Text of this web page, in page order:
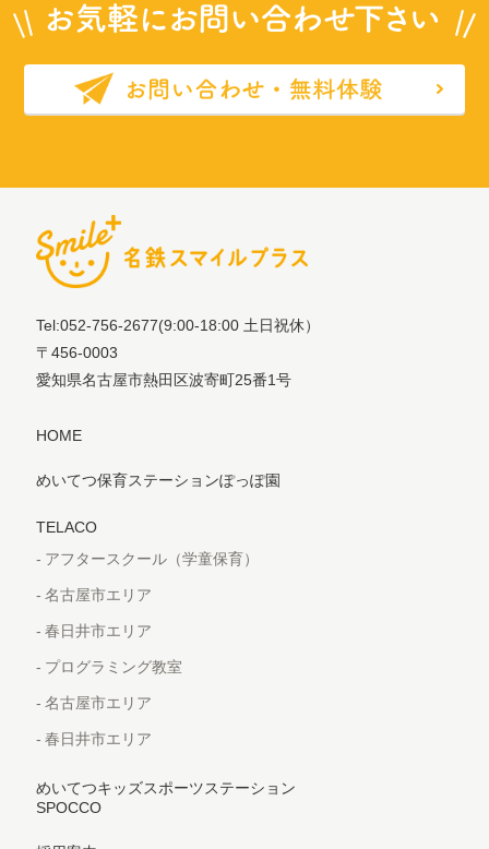
Tel:052-756-2677(9:00-18:00 土日祝休）
〒456-0003
愛知県名古屋市熱田区波寄町25番1号
HOME
めいてつ保育ステーションぽっぽ園
TELACO
アフタースクール（学童保育）
名古屋市エリア
春日井市エリア
プログラミング教室
名古屋市エリア
春日井市エリア
めいてつキッズスポーツステーション
SPOCCO